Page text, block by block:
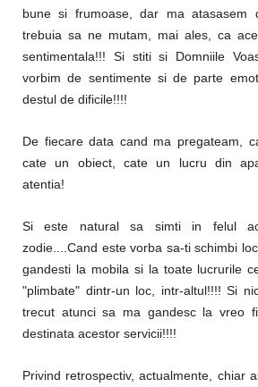
bune si frumoase, dar ma atasasem
trebuia sa ne mutam, mai ales, ca
sentimentala!!! Si stiti si Domniile
vorbim de sentimente si de parte
destul de dificile!!!!
De fiecare data cand ma pregateam,
cate un obiect, cate un lucru din
atentia!
Si este natural sa simti in felul
zodie....Cand este vorba sa-ti schimbi
gandesti la mobila si la toate lucrurile
"plimbate" dintr-un loc, intr-altul!!!! Si
trecut atunci sa ma gandesc la vreo
destinata acestor servicii!!!!
Privind retrospectiv, actualmente, chiar